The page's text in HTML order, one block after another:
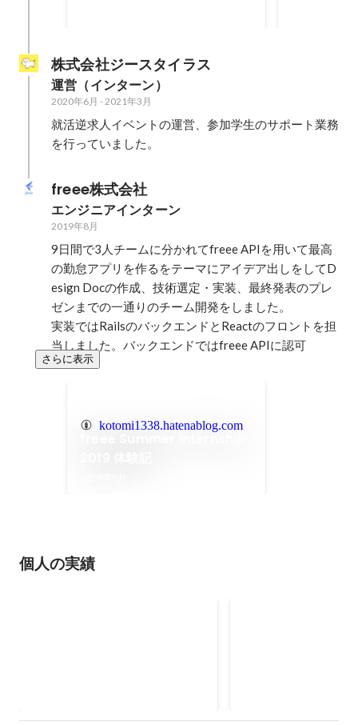
株式会社ジースタイラス
運営（インターン）
2020年6月 -2021年3月
就活逆求人イベントの運営、参加学生のサポート業務
を行っていました。
freee株式会社
エンジニアインターン
2019年8月
9日間で3人チームに分かれてfreee APIを用いて最高
の勤怠アプリを作るをテーマにアイデア出しをしてD
esign Docの作成、技術選定・実装、最終発表のプレ
ゼンまでの一通りのチーム開発をしました。
実装ではRailsのバックエンドとReactのフロントを担
当しました。バックエンドではfreee APIに認可
さらに表示
kotomi1338.hatenablog.com
個人の実績
しいこと」